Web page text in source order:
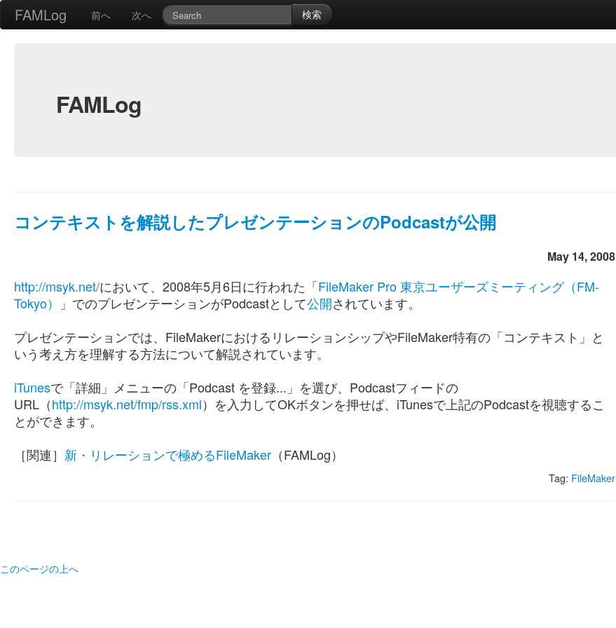
FAMLog 前へ 次へ 検索
FAMLog
コンテキストを解説したプレゼンテーションのPodcastが公開
May 14, 2008
http://msyk.net/において、2008年5月6日に行われた「FileMaker Pro 東京ユーザーズミーティング（FM-
Tokyo）
」でのプレゼンテーションがPodcastとして公開されています。
プレゼンテーションでは、FileMakerにおけるリレーションシップやFileMaker特有の「コンテキスト」と
いう考え方を理解する方法について解説されています。
iTunesで「詳細」メニューの「Podcast を登録...」を選び、Podcastフィードの
URL（http://msyk.net/fmp/rss.xml）を入力してOKボタンを押せば、iTunesで上記のPodcastを視聴するこ
とができます。
［関連］ 新・リレーションで極めるFileMaker （FAMLog）
Tag: FileMaker
このページの上へ